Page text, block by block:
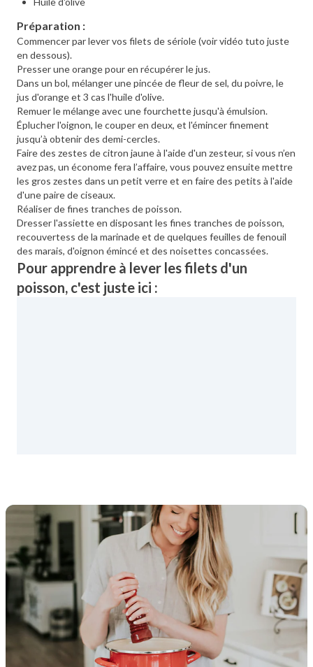
Préparation :
Commencer par lever vos filets de sériole (voir vidéo tuto juste
en dessous).
Presser une orange pour en récupérer le jus.
Dans un bol, mélanger une pincée de fleur de sel, du poivre, le
jus d'orange et 3 cas l'huile d'olive.
Remuer le mélange avec une fourchette jusqu'à émulsion.
Éplucher l'oignon, le couper en deux, et l'émincer finement
jusqu’à obtenir des demi-cercles.
Faire des zestes de citron jaune à l'aide d'un zesteur, si vous n’en
avez pas, un économe fera l’affaire, vous pouvez ensuite mettre
les gros zestes dans un petit verre et en faire des petits à l'aide
d'une paire de ciseaux.
Réaliser de fines tranches de poisson.
Dresser l'assiette en disposant les fines tranches de poisson,
recouvertess de la marinade et de quelques feuilles de fenouil
des marais, d'oignon émincé et des noisettes concassées.
Pour apprendre à lever les filets d'un
poisson, c'est juste ici :